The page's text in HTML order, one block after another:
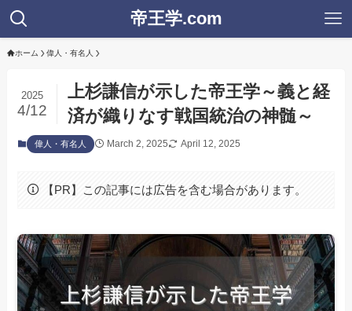
帝王学.com
ホーム 偉人・有名人
上杉謙信が示した帝王学～義と経
済が織りなす戦国統治の神髄～
2025
4/12
偉人・有名人 March 2, 2025 April 12, 2025
【PR】この記事には広告を含む場合があります。